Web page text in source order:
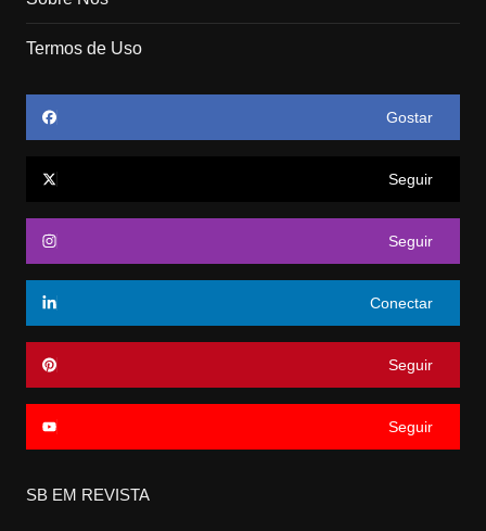
Termos de Uso
Gostar
Seguir
Seguir
Conectar
Seguir
Seguir
SB EM REVISTA